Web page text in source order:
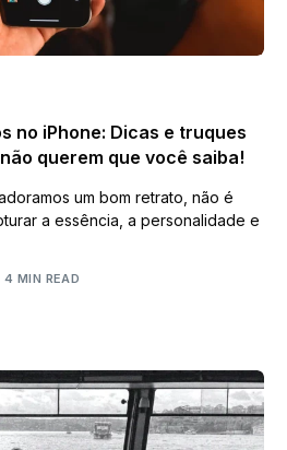
no iPhone: Dicas e truques
querem que você saiba!
um bom retrato, não é
a essência, a personalidade e
4 MIN READ